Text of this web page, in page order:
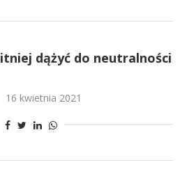
dążyć do neutralności
16 kwietnia 2021